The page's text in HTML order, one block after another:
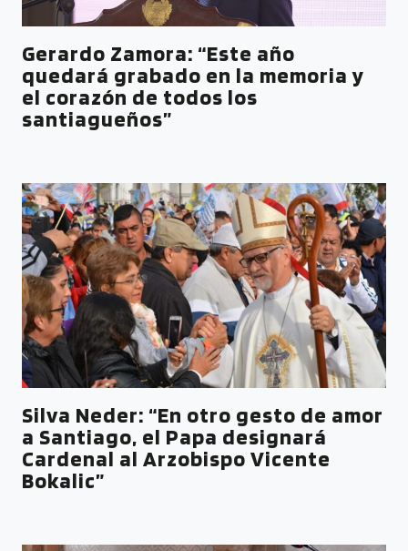
Gerardo Zamora: “Este año
quedará grabado en la memoria y
el corazón de todos los
santiagueños”
Silva Neder: “En otro gesto de amor
a Santiago, el Papa designará
Cardenal al Arzobispo Vicente
Bokalic”